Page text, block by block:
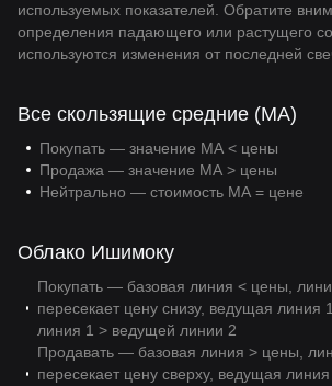
используемых показателей. Обратите
определения падающего или растущего
используются изменения от последней
Все скользящие средние (MA)
Покупать — значение МА < цены
Продажа — значение МА > цены
Нейтрально — стоимость МА = цене
Облако Ишимоку
Покупать — базовая линия < цены,
пересекает цену снизу, ведущая
линия 1 > ведущей линии 2
Продавать — базовая линия > цены,
пересекает цену сверху, ведущая